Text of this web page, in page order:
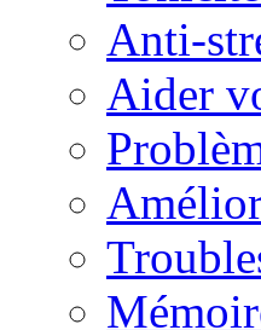
Anti-
Aider